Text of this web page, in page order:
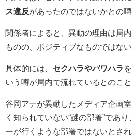
ス違反があったのではないかとの
関係者によると、異動の理由は局
ものの、ポジティブなものではない
具体的には、 セクハラやパワハラ
いう噂が局内で流れているとのこと
谷岡アナが異動したメディア企画
く知られていない“謎の部署”であ
ーが行くような部署ではないとされ